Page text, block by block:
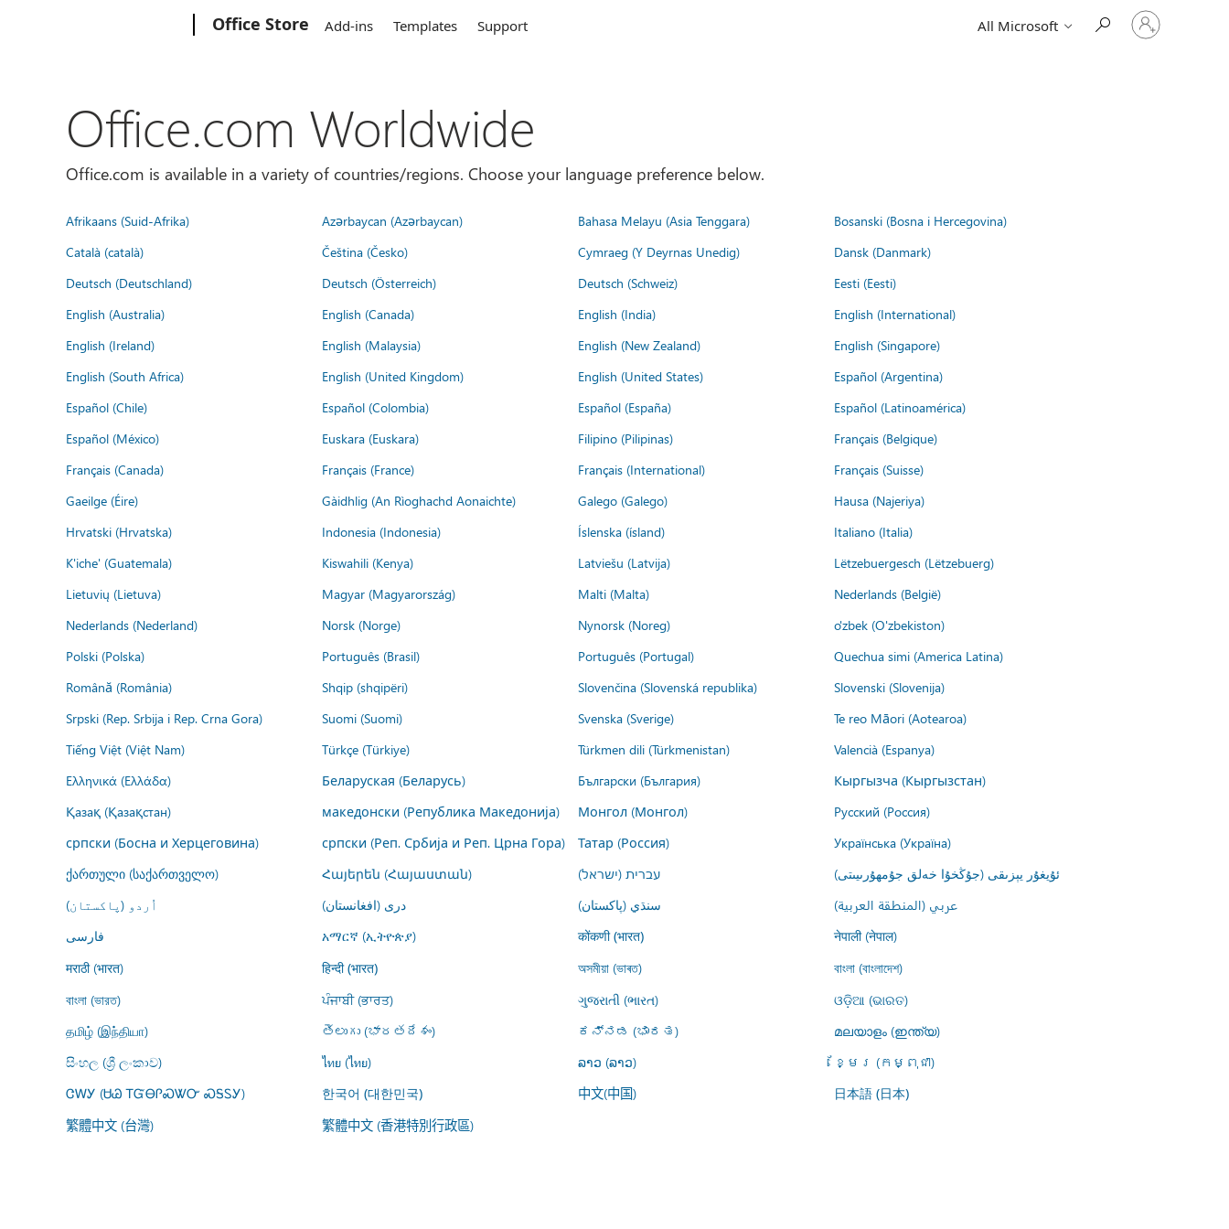
Office Store Add-ins Templates Support All Microsoft
Sign
in
Office.com Worldwide
Office.com is available in a variety of countries/regions. Choose your language preference below.
Afrikaans (Suid-Afrika) Azərbaycan (Azərbaycan) Bahasa Melayu (Asia Tenggara)
Bosanski (Bosna i Hercegovina)
Català (català)
Čeština (Česko) Cymraeg (Y Deyrnas Unedig)
Dansk (Danmark)
Deutsch (Deutschland)
Deutsch (Österreich) Deutsch (Schweiz)
Eesti (Eesti)
English (Australia)
English (Canada) English (India)
English (International)
English (Ireland)
English (Malaysia) English (New Zealand)
English (Singapore)
English (South Africa)
English (United Kingdom) English (United States)
Español (Argentina)
Español (Chile)
Español (Colombia) Español (España)
Español (Latinoamérica)
Español (México)
Euskara (Euskara) Filipino (Pilipinas)
Français (Belgique)
Français (Canada)
Français (France) Français (International)
Français (Suisse)
Gaeilge (Éire)
Gàidhlig (An Rìoghachd Aonaichte) Galego (Galego)
Hausa (Najeriya)
Hrvatski (Hrvatska)
Indonesia (Indonesia) Íslenska (ísland)
Italiano (Italia)
K'iche' (Guatemala)
Kiswahili (Kenya) Latviešu (Latvija)
Lëtzebuergesch (Lëtzebuerg)
Lietuvių (Lietuva)
Magyar (Magyarország) Malti (Malta)
Nederlands (België)
Nederlands (Nederland)
Norsk (Norge) Nynorsk (Noreg)
o'zbek (O'zbekiston)
Polski (Polska)
Português (Brasil) Português (Portugal)
Quechua simi (America Latina)
Română (România)
Shqip (shqipëri) Slovenčina (Slovenská republika)
Slovenski (Slovenija)
Srpski (Rep. Srbija i Rep. Crna Gora)
Suomi (Suomi) Svenska (Sverige)
Te reo Māori (Aotearoa)
Tiếng Việt (Việt Nam)
Türkçe (Türkiye) Türkmen dili (Türkmenistan)
Valencià (Espanya)
Ελληνικά (Ελλάδα)
Беларуская (Беларусь) Български (България)
Кыргызча (Кыргызстан)
Қазақ (Қазақстан)
македонски (Република Македонија) Монгол (Монгол)
Русский (Россия)
српски (Босна и Херцеговина)
српски (Реп. Србија и Реп. Црна Гора) Татар (Россия)
Українська (Україна)
ქართული (საქართველო)
Հայերեն (Հայաստան) עברית (ישראל)
ئۇيغۇر يېزىقى (جۇڭخۇا خەلق جۇمھۇرىيىتى)
اُردو (پاکستان)
درى (افغانستان) سنڌي (پاکستان)
عربي (المنطقة العربية)
فارسى
አማርኛ (ኢትዮጵያ) कोंकणी (भारत)
नेपाली (नेपाल)
मराठी (भारत)
हिन्दी (भारत) অসমীয়া (ভাৰত)
বাংলা (বাংলাদেশ)
বাংলা (ভারত)
ਪੰਜਾਬੀ (ਭਾਰਤ) ગુજરાતી (ભારત)
ଓଡ଼ିଆ (ଭାରତ)
தமிழ் (இந்தியா)
తెలుగు (భారతదేశం) ಕನ್ನಡ (ಭಾರತ)
മലയാളം (ഇന്ത്യ)
සිංහල (ශ්‍රී ලංකාව)
ไทย (ไทย) ລາວ (ລາວ)
ខ្មែរ (កម្ពុជា)
ᏣᎳᎩ (ᏌᏊ ᎢᏳᎾᎵᏍᏔᏅ ᏍᎦᏚᎩ)
한국어 (대한민국) 中文(中国) 日本語 (日本)
繁體中文 (台灣) 繁體中文 (香港特別行政區)